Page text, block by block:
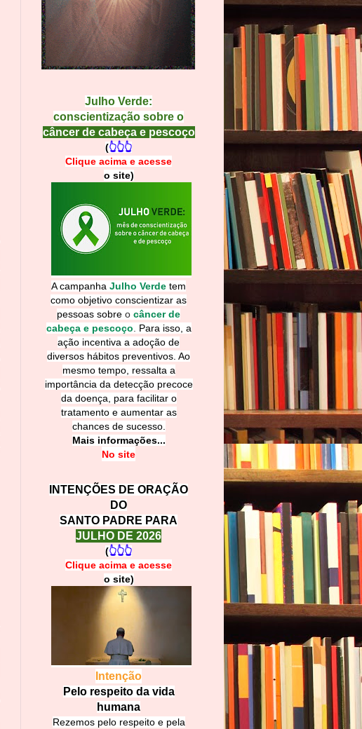
Julho Verde:
conscientização sobre o
câncer de cabeça e pescoço
(👆👆👆
Clique acima e acesse
o site)
A campanha Julho Verde tem
como objetivo conscientizar as
pessoas sobre o câncer de
cabeça e pescoço
Para isso, a
ação incentiva a adoção de
diversos hábitos preventivos. Ao
mesmo tempo, ressalta a
importância da detecção precoce
da doença, para facilitar o
tratamento e aumentar as
chances de sucesso.
Mais informações...
No site
INTENÇÕES DE ORAÇÃO
DO
SANTO PADRE PARA
JULHO DE 2026
(👆👆👆
Clique acima e acesse
o site)
Intenção
Pelo respeito da vida
humana
Rezemos pelo respeito e pela